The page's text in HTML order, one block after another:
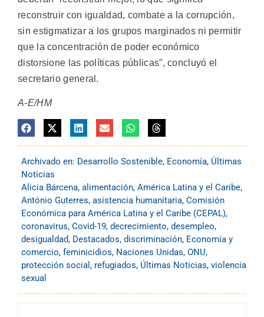
reconstruir con igualdad, combate a la corrupción,
sin estigmatizar a los grupos marginados ni permitir
que la concentración de poder económico
distorsione las políticas públicas”, concluyó el
secretario general.
A-E/HM
Archivado en: Desarrollo Sostenible, Economía, Últimas
Noticias
Alicia Bárcena, alimentación, América Latina y el Caribe,
António Guterres, asistencia humanitaria, Comisión
Económica para América Latina y el Caribe (CEPAL),
coronavirus, Covid-19, decrecimiento, desempleo,
desigualdad, Destacados, discriminación, Economía y
comercio, feminicidios, Naciones Unidas, ONU,
protección social , refugiados, Últimas Noticias, violencia
sexual